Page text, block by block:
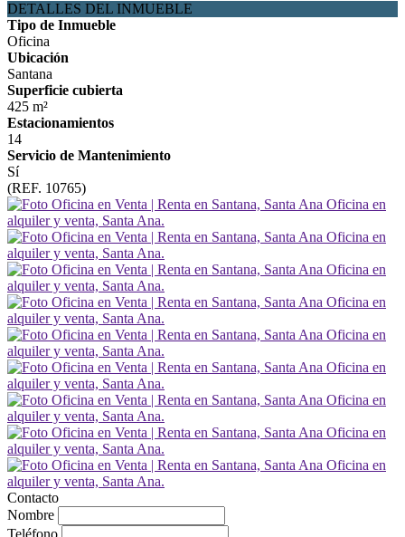
DETALLES DEL INMUEBLE
Tipo de Inmueble
Oficina
Ubicación
Santana
Superficie cubierta
425 m²
Estacionamientos
14
Servicio de Mantenimiento
Sí
(REF. 10765)
Contacto
Nombre
Teléfono